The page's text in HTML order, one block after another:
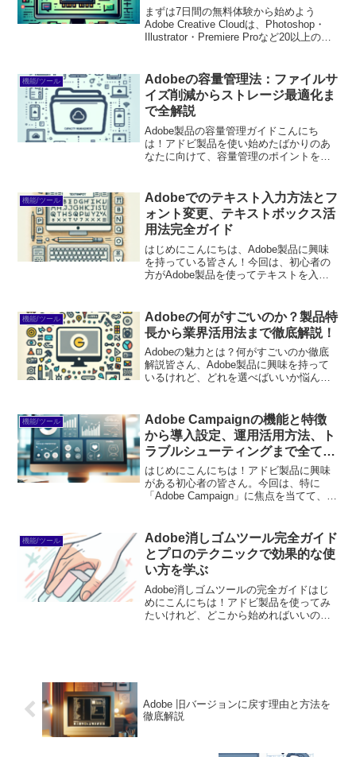
まずは7日間の無料体験から始めよう
Adobe Creative Cloudは、Photoshop・
Illustrator・Premiere Proなど20以上のア
→※...
機能/ツール
Adobeの容量管理法：ファイルサ
イズ削減からストレージ最適化ま
で全解説
Adobe製品の容量管理ガイドこんにち
は！アドビ製品を使い始めたばかりのあ
なたに向けて、容量管理のポイントをお
制限が気になることが多いですよね。こ
の記事では、初心者でも...
機能/ツール
Adobeでのテキスト入力方法とフ
ォント変更、テキストボックス活
用法完全ガイド
はじめにこんにちは、Adobe製品に興味
を持っている皆さん！今回は、初心者の
方がAdobe製品を使ってテキストを入力
ウェアは多機能で、最初は戸惑うかもし
れませんが、...
機能/ツール
Adobeの何がすごいのか？製品特
長から業界活用法まで徹底解説！
Adobeの魅力とは？何がすごいのか徹底
解説皆さん、Adobe製品に興味を持って
いるけれど、どれを選べばいいか悩んで
なんです。この記事では、Adobeの魅力
とその特...
機能/ツール
Adobe Campaignの機能と特徴
から導入設定、運用活用方法、ト
ラブルシューティングまで全て解
説！
はじめにこんにちは！アドビ製品に興味
がある初心者の皆さん。今回は、特に
「Adobe Campaign」に焦点を当てて、そ
分に合っているのか悩むことも多いです
よね。この記...
機能/ツール
Adobe消しゴムツール完全ガイド
とプロのテクニックで効果的な使
い方を学ぶ
Adobe消しゴムツールの完全ガイドはじ
めにこんにちは！アドビ製品を使ってみ
たいけれど、どこから始めればいいのか
Adobe 旧バージョンに戻す理由と方法を
徹底解説